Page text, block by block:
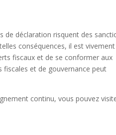
de déclaration risquent des
conséquences, il est vivement
fiscaux et de se conformer aux
fiscales et de gouvernance peut
continu, vous pouvez